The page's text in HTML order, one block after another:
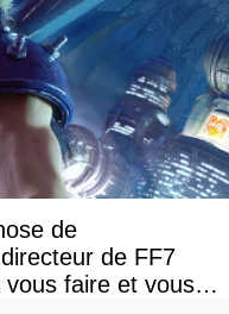
de
de FF7
faire et vous